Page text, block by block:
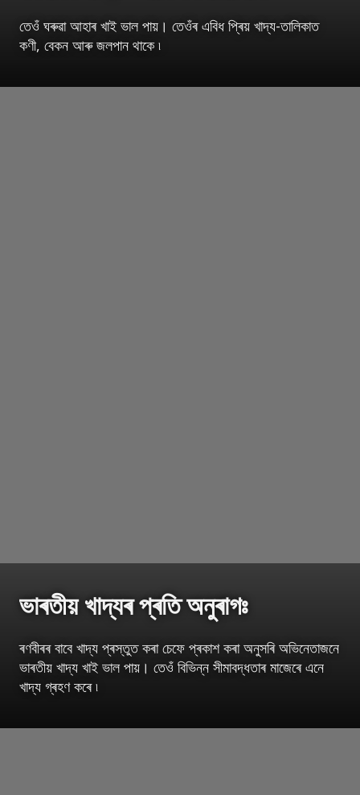
তেওঁ ঘৰুৱা আহাৰ খাই ভাল পায়। তেওঁৰ এবিধ প্ৰিয় খাদ্য-তালিকাত
কণী, বেকন আৰু জলপান থাকে ৷
ভাৰতীয় খাদ্যৰ প্ৰতি অনুৰাগঃ
ৰণবীৰৰ বাবে খাদ্য প্ৰস্তুত কৰা চেফে প্ৰকাশ কৰা অনুসৰি অভিনেতাজনে
ভাৰতীয় খাদ্য খাই ভাল পায়। তেওঁ বিভিন্ন সীমাবদ্ধতাৰ মাজেৰে এনে
খাদ্য গ্ৰহণ কৰে ৷